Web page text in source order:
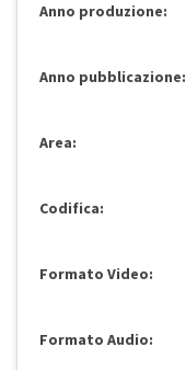
Anno produzione:
Anno pubblicazione:
Area:
Codifica:
Formato Video:
Formato Audio: